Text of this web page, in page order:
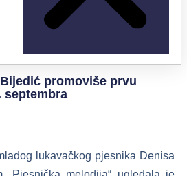
promoviše prvu
septembra
lukavačkog pjesnika Denisa